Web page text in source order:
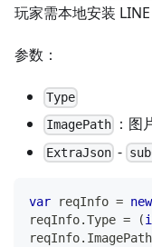
玩家需本地安装
参数：
Type
ImagePath
：图
ExtraJson -
var reqInfo = new
reqInfo.Type = (
reqInfo. ImagePath